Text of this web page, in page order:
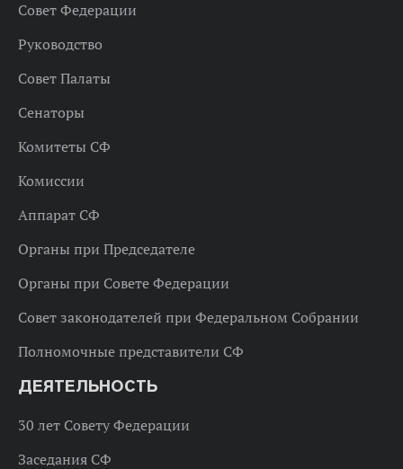
Совет Федерации
Руководство
Совет Палаты
Сенаторы
Комитеты СФ
Комиссии
Аппарат СФ
Органы при Председателе
Органы при Совете Федерации
Совет законодателей при Федеральном Собрании
Полномочные представители СФ
ДЕЯТЕЛЬНОСТЬ
30 лет Совету Федерации
Заседания СФ